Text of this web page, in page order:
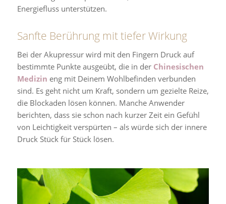
Energiefluss unterstützen.
Sanfte Berührung mit tiefer Wirkung
Bei der Akupressur wird mit den Fingern Druck auf
bestimmte Punkte ausgeübt, die in der Chinesischen
Medizin eng mit Deinem Wohlbefinden verbunden
sind. Es geht nicht um Kraft, sondern um gezielte Reize,
die Blockaden lösen können. Manche Anwender
berichten, dass sie schon nach kurzer Zeit ein Gefühl
von Leichtigkeit verspürten – als würde sich der innere
Druck Stück für Stück lösen.